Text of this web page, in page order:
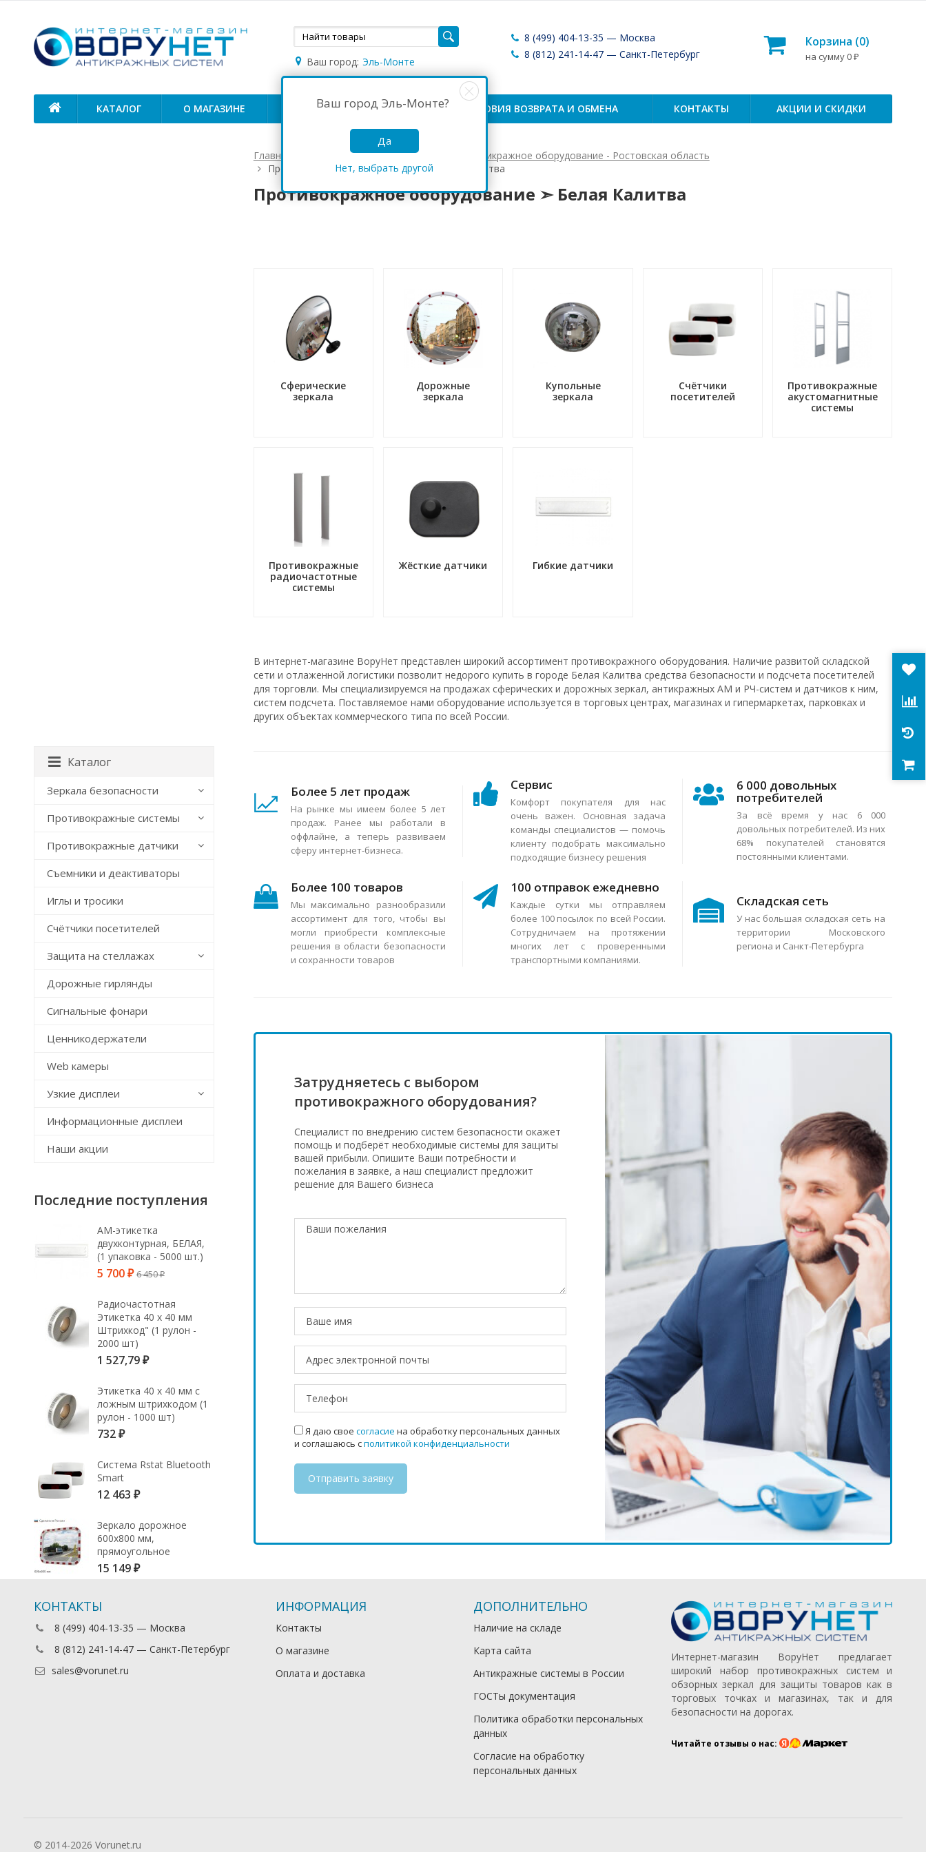
Ваш город: Эль-Монте
Ваш город Эль-Монте?
Да
Нет, выбрать другой
8 (499) 404-13-35 — Москва
8 (812) 241-14-47 — Санкт-Петербург
Корзина (0)
на сумму 0 ₽
КАТАЛОГ О МАГАЗИНЕ ОПЛАТА И ДОСТАВКА УСЛОВИЯ ВОЗВРАТА И ОБМЕНА КОНТАКТЫ АКЦИИ И СКИДКИ
Главная Антикражные системы России
Антикражное оборудование - Ростовская область
Противокражное оборудование ➣ Белая Калитва
Противокражное оборудование ➣ Белая Калитва
Сферические
зеркала
Дорожные
зеркала
Купольные
зеркала
Счётчики
посетителей
Противокражные
акустомагнитные
системы
Противокражные
радиочастотные
системы
Жёсткие датчики Гибкие датчики
В интернет-магазине ВоруНет представлен широкий ассортимент противокражного оборудования. Наличие развитой складской
сети и отлаженной логистики позволит недорого купить в городе Белая Калитва средства безопасности и подсчета посетителей
для торговли. Мы специализируемся на продажах сферических и дорожных зеркал, антикражных АМ и РЧ-систем и датчиков к ним,
систем подсчета. Поставляемое нами оборудование используется в торговых центрах, магазинах и гипермаркетах, парковках и
других объектах коммерческого типа по всей России.
Более 5 лет продаж
На рынке мы имеем более 5 лет
продаж. Ранее мы работали в
оффлайне, а теперь развиваем
сферу интернет-бизнеса.
Сервис
Комфорт покупателя для нас
очень важен. Основная задача
команды специалистов — помочь
клиенту подобрать максимально
подходящие бизнесу решения
6 000 довольных
потребителей
За всё время у нас 6 000
довольных потребителей. Из них
68% покупателей становятся
постоянными клиентами.
Более 100 товаров
Мы максимально разнообразили
ассортимент для того, чтобы вы
могли приобрести комплексные
решения в области безопасности
и сохранности товаров
100 отправок ежедневно
Каждые сутки мы отправляем
более 100 посылок по всей России.
Сотрудничаем на протяжении
многих лет с проверенными
транспортными компаниями.
Складская сеть
У нас большая складская сеть на
территории Московского
региона и Санкт-Петербурга
Затрудняетесь с выбором
противокражного оборудования?
Специалист по внедрению систем безопасности окажет
помощь и подберёт необходимые системы для защиты
вашей прибыли. Опишите Ваши потребности и
пожелания в заявке, а наш специалист предложит
решение для Вашего бизнеса
Я даю свое согласие на обработку персональных данных
и соглашаюсь сполитикой конфиденциальности
Каталог
Зеркала безопасности
Противокражные системы
Противокражные датчики
Съемники и деактиваторы
Иглы и тросики
Счётчики посетителей
Защита на стеллажах
Дорожные гирлянды
Сигнальные фонари
Ценникодержатели
Web камеры
Узкие дисплеи
Информационные дисплеи
Наши акции
Последние поступления
АМ-этикетка
двухконтурная, БЕЛАЯ,
(1 упаковка - 5000 шт.)
5 700 ₽ 6 450₽
Радиочастотная
Этикетка 40 х 40 мм
Штрихкод" (1 рулон -
2000 шт)
1 527,79 ₽
Этикетка 40 х 40 мм с
ложным штрихкодом (1
рулон - 1000 шт)
732 ₽
Система Rstat Bluetooth
Smart
12 463 ₽
Зеркало дорожное
600х800 мм,
прямоугольное
15 149 ₽
КОНТАКТЫ
8 (499) 404-13-35 — Москва
8 (812) 241-14-47 — Санкт-Петербург
sales@vorunet.ru
ИНФОРМАЦИЯ
Контакты
О магазине
Оплата и доставка
ДОПОЛНИТЕЛЬНО
Наличие на складе
Карта сайта
Антикражные системы в России
ГОСТы документация
Политика обработки персональных
данных
Согласие на обработку
персональных данных
Интернет-магазин ВоруНет предлагает
широкий набор противокражных систем и
обзорных зеркал для защиты товаров как в
торговых точках и магазинах, так и для
безопасности на дорогах.
Читайте отзывы о нас:
© 2014-2026 Vorunet.ru